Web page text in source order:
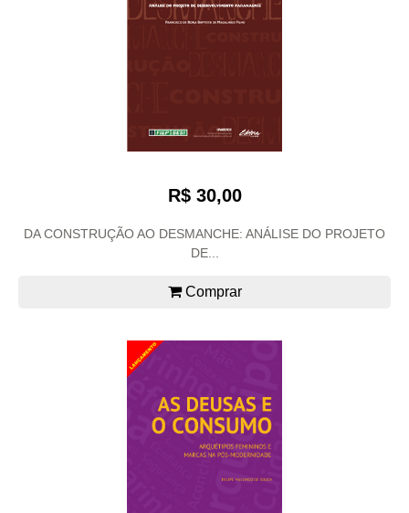
R$ 30,00
DA CONSTRUÇÃO AO DESMANCHE: ANÁLISE DO PROJETO
DE...
Comprar